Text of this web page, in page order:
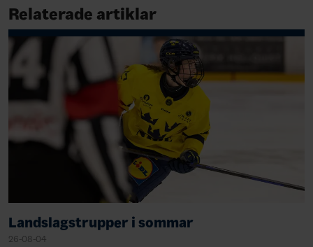
Relaterade artiklar
Landslagstrupper i sommar
26-08-04